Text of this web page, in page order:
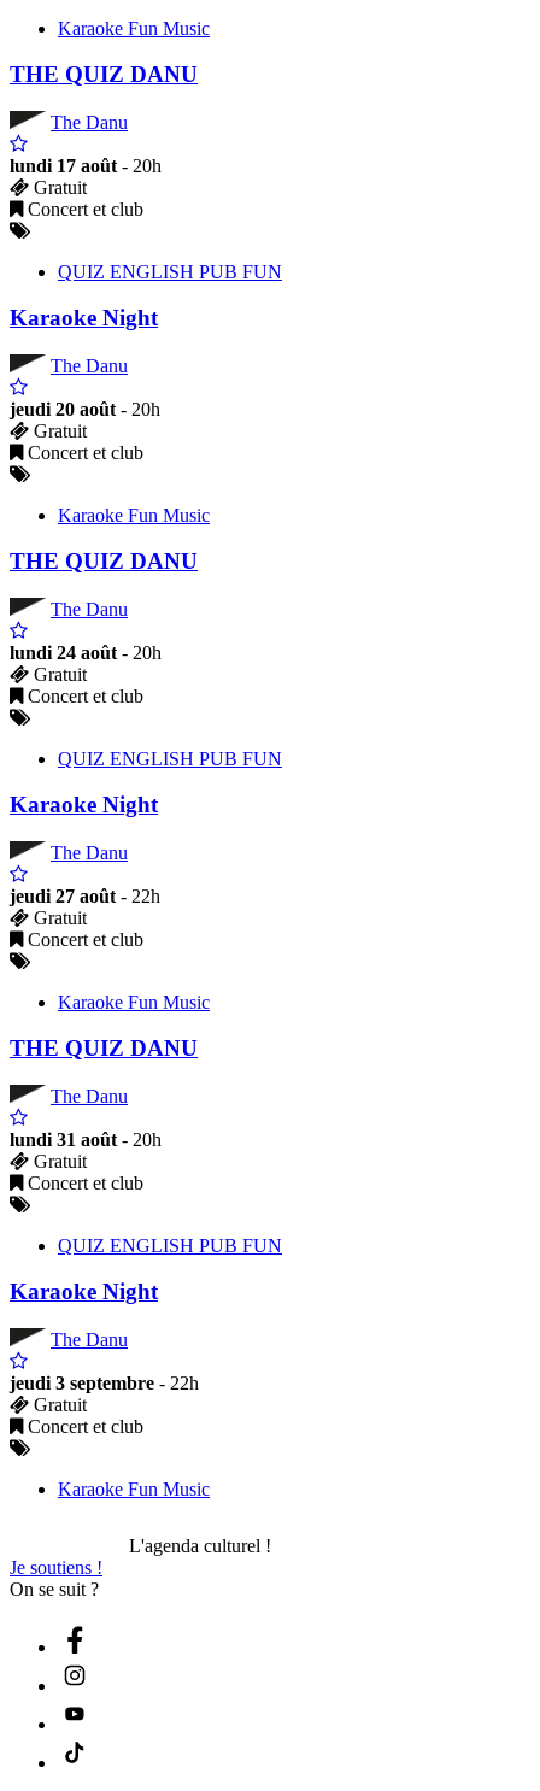
Karaoke Fun Music
THE QUIZ DANU
The Danu
lundi 17 août - 20h
Gratuit
Concert et club
QUIZ ENGLISH PUB FUN
Karaoke Night
The Danu
jeudi 20 août - 20h
Gratuit
Concert et club
Karaoke Fun Music
THE QUIZ DANU
The Danu
lundi 24 août - 20h
Gratuit
Concert et club
QUIZ ENGLISH PUB FUN
Karaoke Night
The Danu
jeudi 27 août - 22h
Gratuit
Concert et club
Karaoke Fun Music
THE QUIZ DANU
The Danu
lundi 31 août - 20h
Gratuit
Concert et club
QUIZ ENGLISH PUB FUN
Karaoke Night
The Danu
jeudi 3 septembre - 22h
Gratuit
Concert et club
Karaoke Fun Music
L'agenda culturel !
Je soutiens !
On se suit ?